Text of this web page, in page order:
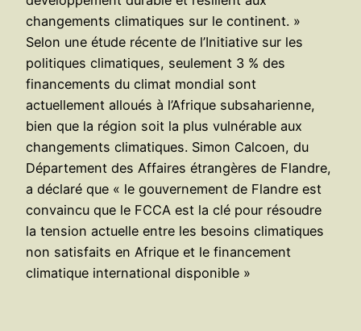
changements climatiques sur le continent. »
Selon une étude récente de l’Initiative sur les
politiques climatiques, seulement 3 % des
financements du climat mondial sont
actuellement alloués à l’Afrique subsaharienne,
bien que la région soit la plus vulnérable aux
changements climatiques. Simon Calcoen, du
Département des Affaires étrangères de Flandre,
a déclaré que « le gouvernement de Flandre est
convaincu que le FCCA est la clé pour résoudre
la tension actuelle entre les besoins climatiques
non satisfaits en Afrique et le financement
climatique international disponible »